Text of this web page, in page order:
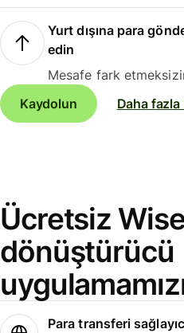
Yurt dışına para
edin
Mesafe fark
Kaydolun
Daha
Ücretsiz
dönüştürücü
Para transferi